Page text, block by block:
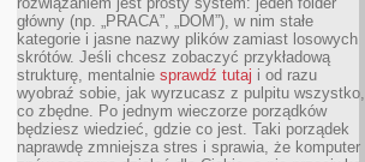
główny (np. „PRACA”, „DOM”), w nim stałe
kategorie i jasne nazwy plików zamiast losowych
skrótów. Jeśli chcesz zobaczyć przykładową
strukturę, mentalnie sprawdź tutaj i od razu
wyobraź sobie, jak wyrzucasz z pulpitu wszystko,
co zbędne. Po jednym wieczorze porządków
będziesz wiedzieć, gdzie co jest. Taki porządek
naprawdę zmniejsza stres i sprawia, że komputer